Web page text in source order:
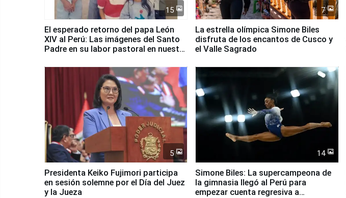
15
El esperado retorno del papa León
XIV al Perú: Las imágenes del Santo
Padre en su labor pastoral en nuestro
7
La estrella olímpica Simone Biles
disfruta de los encantos de Cusco y
el Valle Sagrado
5
Presidenta Keiko Fujimori participa
en sesión solemne por el Día del Juez
y la Jueza
14
Simone Biles: La supercampeona de
la gimnasia llegó al Perú para
empezar cuenta regresiva a